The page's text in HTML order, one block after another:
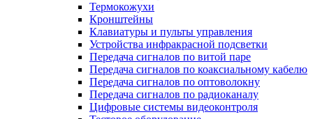
Термокожухи
Кронштейны
Клавиатуры и пульты управления
Устройства инфракрасной подсветки
Передача сигналов по витой паре
Передача сигналов по коаксиальному кабелю
Передача сигналов по оптоволокну
Передача сигналов по радиоканалу
Цифровые системы видеоконтроля